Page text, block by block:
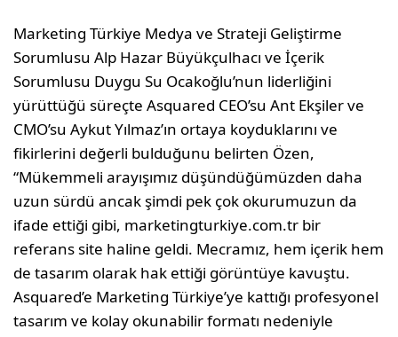
Marketing Türkiye Medya ve Strateji Geliştirme
Sorumlusu Alp Hazar Büyükçulhacı ve İçerik
Sorumlusu Duygu Su Ocakoğlu’nun liderliğini
yürüttüğü süreçte Asquared CEO’su Ant Ekşiler ve
CMO’su Aykut Yılmaz’ın ortaya koyduklarını ve
fikirlerini değerli bulduğunu belirten Özen,
“Mükemmeli arayışımız düşündüğümüzden daha
uzun sürdü ancak şimdi pek çok okurumuzun da
ifade ettiği gibi, marketingturkiye.com.tr bir
referans site haline geldi. Mecramız, hem içerik hem
de tasarım olarak hak ettiği görüntüye kavuştu.
Asquared’e Marketing Türkiye’ye kattığı profesyonel
tasarım ve kolay okunabilir formatı nedeniyle